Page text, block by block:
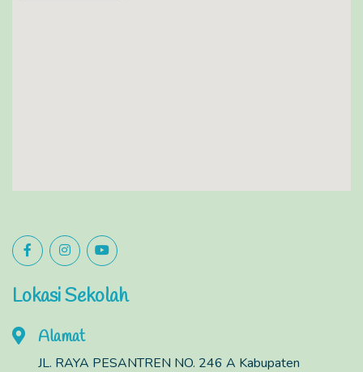
Lokasi Sekolah
Alamat
JL. RAYA PESANTREN NO. 246 A Kabupaten